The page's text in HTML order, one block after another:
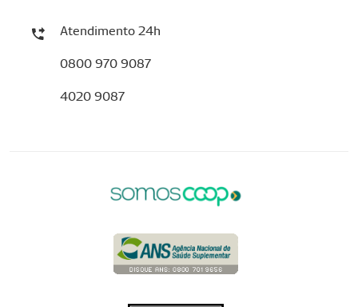
Atendimento 24h
0800 970 9087
4020 9087